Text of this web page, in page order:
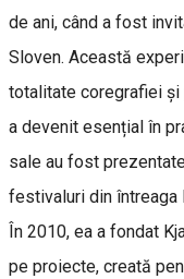
de ani, când a fost
Sloven. Această
totalitate coregrafiei
a devenit esențial în
sale au fost
festivaluri din întreaga
În 2010, ea a fondat
pe proiecte, creată